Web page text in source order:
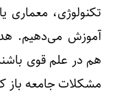
تکنولوژی، معماری
آموزش می‌دهیم.
هم در علم قوی
مشکلات جامعه باز